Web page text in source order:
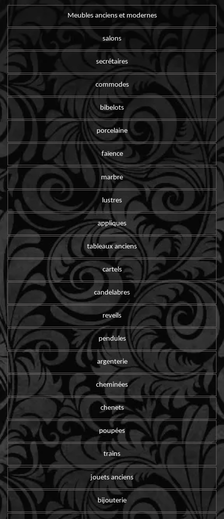
Meubles anciens et modernes
salons
secrétaires
commodes
bibelots
porcelaine
faïence
marbre
lustres
appliques
tableaux anciens
cartels
candelabres
reveils
pendules
argenterie
cheminées
chenets
poupées
trains
jouets anciens
bijouterie